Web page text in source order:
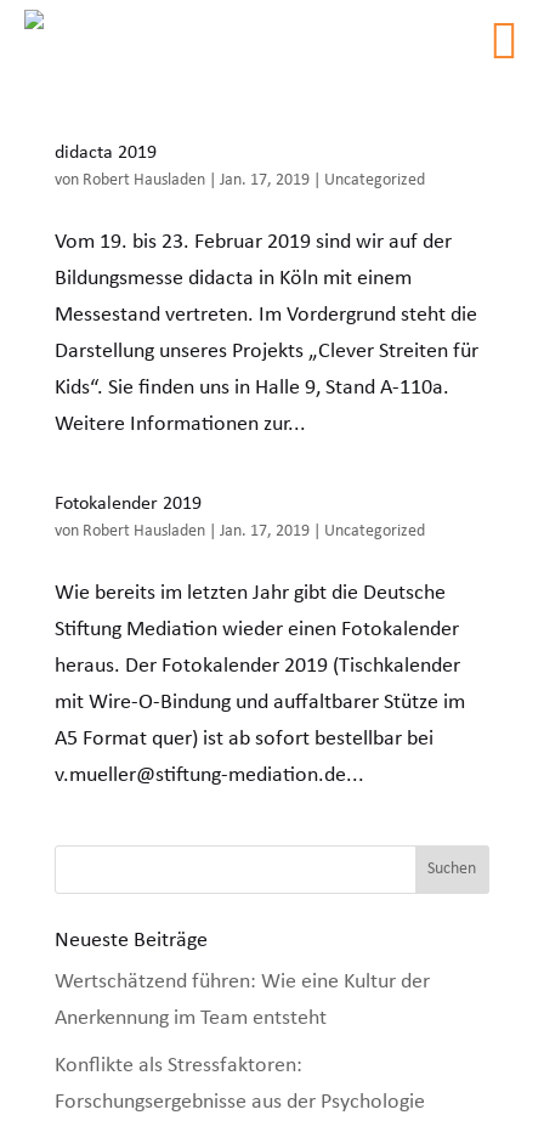
didacta 2019
von Robert Hausladen| Jan. 17, 2019| Uncategorized
Vom 19. bis 23. Februar 2019 sind wir auf der
Bildungsmesse didacta in Köln mit einem
Messestand vertreten. Im Vordergrund steht die
Darstellung unseres Projekts „Clever Streiten für
Kids“. Sie finden uns in Halle 9, Stand A-110a.
Weitere Informationen zur...
Fotokalender 2019
von Robert Hausladen| Jan. 17, 2019| Uncategorized
Wie bereits im letzten Jahr gibt die Deutsche
Stiftung Mediation wieder einen Fotokalender
heraus. Der Fotokalender 2019 (Tischkalender
mit Wire-O-Bindung und auffaltbarer Stütze im
A5 Format quer) ist ab sofort bestellbar bei
v.mueller@stiftung-mediation.de...
Neueste Beiträge
Wertschätzend führen: Wie eine Kultur der
Anerkennung im Team entsteht
Konflikte als Stressfaktoren:
Forschungsergebnisse aus der Psychologie